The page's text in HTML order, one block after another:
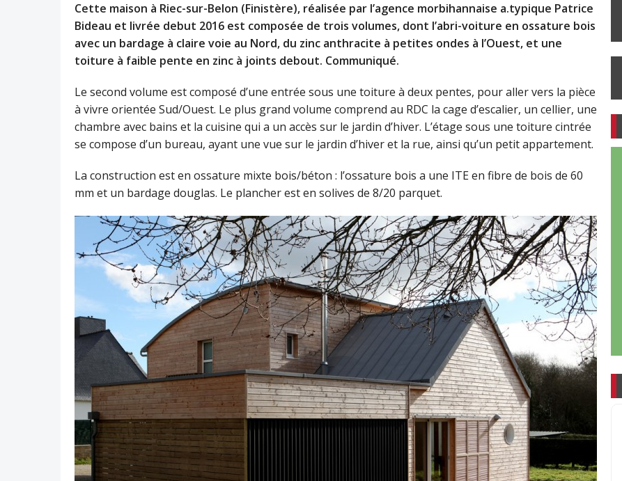
Cette maison à Riec-sur-Belon (Finistère), réalisée par l’agence morbihannaise a.typique Patrice
Bideau et livrée debut 2016 est composée de trois volumes, dont l’abri-voiture en ossature bois
avec un bardage à claire voie au Nord, du zinc anthracite à petites ondes à l’Ouest, et une
toiture à faible pente en zinc à joints debout. Communiqué.
Le second volume est composé d’une entrée sous une toiture à deux pentes, pour aller vers la pièce
à vivre orientée Sud/Ouest. Le plus grand volume comprend au RDC la cage d’escalier, un cellier, une
chambre avec bains et la cuisine qui a un accès sur le jardin d’hiver. L’étage sous une toiture cintrée
se compose d’un bureau, ayant une vue sur le jardin d’hiver et la rue, ainsi qu’un petit appartement.
La construction est en ossature mixte bois/béton : l’ossature bois a une ITE en fibre de bois de 60
mm et un bardage douglas. Le plancher est en solives de 8/20 parquet.